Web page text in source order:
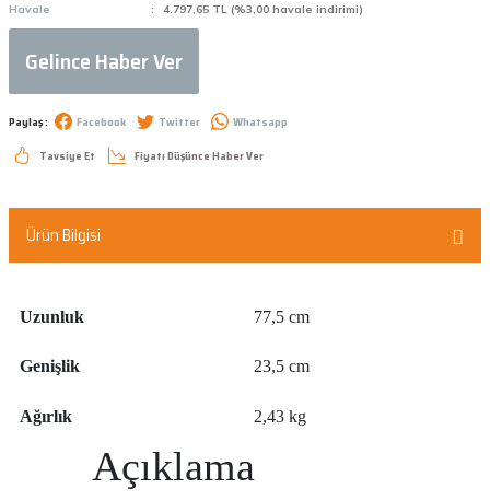
Havale
4.797,65 TL (%3,00 havale indirimi)
Gelince Haber Ver
Paylaş : Facebook Twitter
Whatsapp
Tavsiye Et
Fiyatı Düşünce Haber Ver
Ürün Bilgisi
Uzunluk 77,5 cm
Genişlik 23,5 cm
Ağırlık 2,43 kg
Açıklama